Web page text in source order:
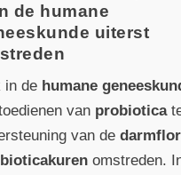
de humane
uiterst
in de humane
van probiotica
van de
omstreden.